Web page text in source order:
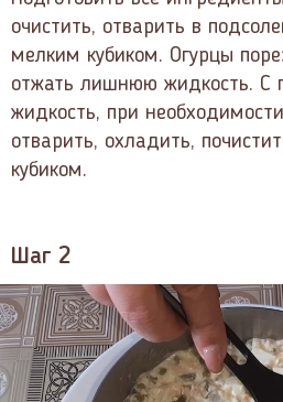
очистить, отварить в
мелким кубиком. Огурцы
отжать лишнюю жидкость. С
жидкость, при
отварить, охладить,
кубиком.
Шаг 2